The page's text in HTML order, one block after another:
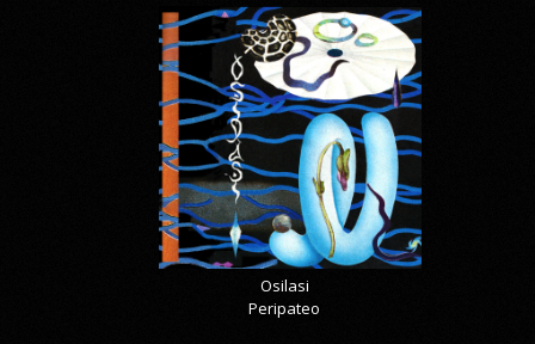
Osilasi
Peripateo